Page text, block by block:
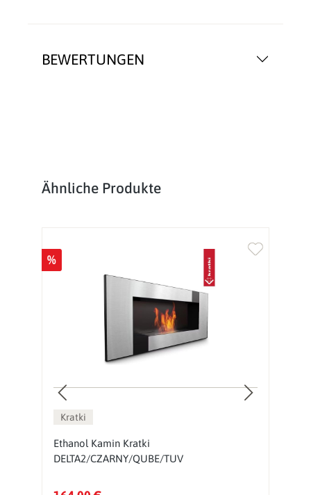
BEWERTUNGEN
Produktgalerie überspringen
Ähnliche Produkte
%
Kratki
Ethanol Kamin Kratki
DELTA2/CZARNY/QUBE/TUV